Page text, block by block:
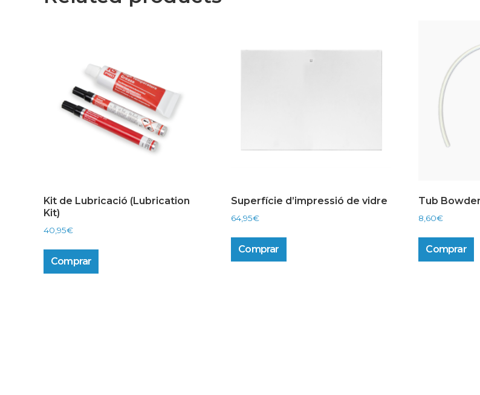
Kit de Lubricació (Lubrication
Kit)
40,95€
Comprar
Superfície d’impressió de vidre
64,95€
Comprar
Tub
8,60€
Comprar